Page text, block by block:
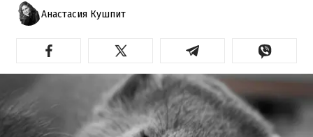
Анастасия Кушпит